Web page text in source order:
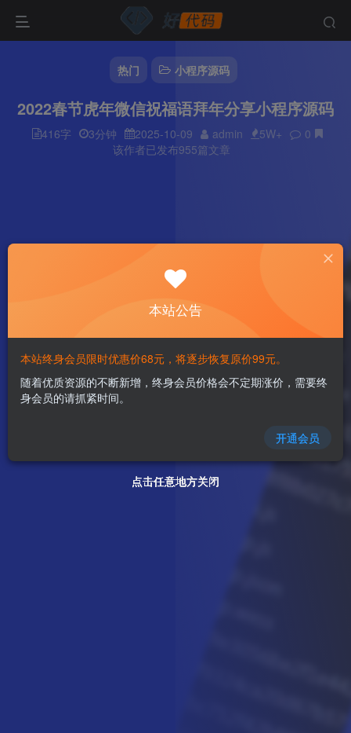
热门 小程序源码
2022春节虎年微信祝福语拜年分享小程序源码
416字 3分钟 2025-10-09 admin 5W+
0
该作者已发布955篇文章
点击任意地方关闭
点击任意地方关闭
点击任意地方关闭
点击任意地方关闭
本站公告
本站终身会员限时优惠价68元，将逐步恢复原价99元。
随着优质资源的不断新增，终身会员价格会不定期涨价，需要终
身会员的请抓紧时间。
开通会员